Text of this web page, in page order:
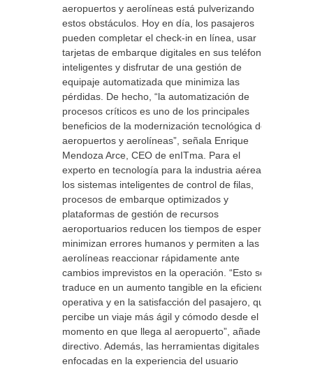
aeropuertos y aerolíneas está pulverizando
estos obstáculos. Hoy en día, los pasajeros
pueden completar el check-in en línea, usar
tarjetas de embarque digitales en sus teléfonos
inteligentes y disfrutar de una gestión de
equipaje automatizada que minimiza las
pérdidas. De hecho, “la automatización de
procesos críticos es uno de los principales
beneficios de la modernización tecnológica de
aeropuertos y aerolíneas”, señala Enrique
Mendoza Arce, CEO de enITma. Para el
experto en tecnología para la industria aérea,
los sistemas inteligentes de control de filas,
procesos de embarque optimizados y
plataformas de gestión de recursos
aeroportuarios reducen los tiempos de espera,
minimizan errores humanos y permiten a las
aerolíneas reaccionar rápidamente ante
cambios imprevistos en la operación. “Esto se
traduce en un aumento tangible en la eficiencia
operativa y en la satisfacción del pasajero, que
percibe un viaje más ágil y cómodo desde el
momento en que llega al aeropuerto”, añade el
directivo. Además, las herramientas digitales
enfocadas en la experiencia del usuario